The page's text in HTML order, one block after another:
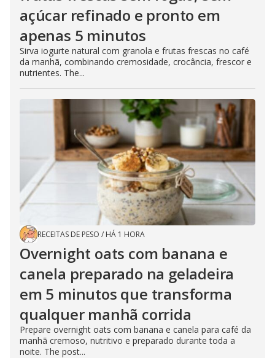
açúcar refinado e pronto em
apenas 5 minutos
Sirva iogurte natural com granola e frutas frescas no café
da manhã, combinando cremosidade, crocância, frescor e
nutrientes. The...
RECEITAS DE PESO / HÁ 1 HORA
Overnight oats com banana e
canela preparado na geladeira
em 5 minutos que transforma
qualquer manhã corrida
Prepare overnight oats com banana e canela para café da
manhã cremoso, nutritivo e preparado durante toda a
noite. The post...